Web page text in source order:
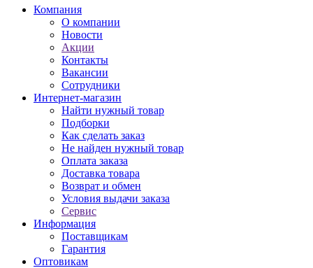
Компания
О компании
Новости
Акции
Контакты
Вакансии
Сотрудники
Интернет-магазин
Найти нужный товар
Подборки
Как сделать заказ
Не найден нужный товар
Оплата заказа
Доставка товара
Возврат и обмен
Условия выдачи заказа
Сервис
Информация
Поставщикам
Гарантия
Оптовикам